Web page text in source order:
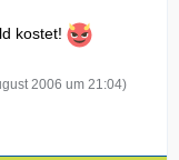
kostet!
2006 um 21:04)